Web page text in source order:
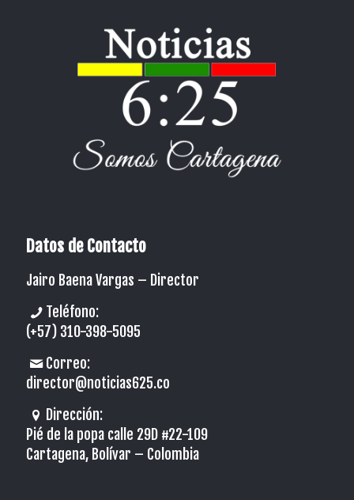
Datos de Contacto
Jairo Baena Vargas – Director
Teléfono:
(+57) 310-398-5095
Correo:
director@noticias625.co
Dirección:
Pié de la popa calle 29D #22-109
Cartagena, Bolívar – Colombia